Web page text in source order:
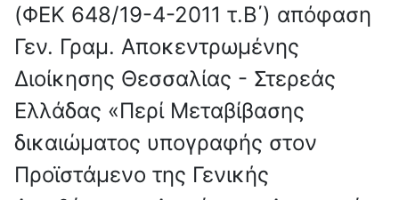
(ΦΕΚ 648/19-4-2011 τ.Β΄) απόφαση
Γεν. Γραμ. Αποκεντρωμένης
Διοίκησης Θεσσαλίας - Στερεάς
Ελλάδας «Περί Μεταβίβασης
δικαιώματος υπογραφής στον
Προϊστάμενο της Γενικής